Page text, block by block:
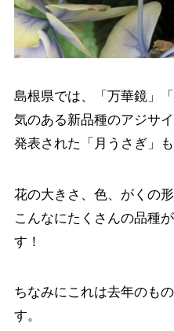
島根県では、「万華鏡」
気のある新品種のアジサ
発表された「月うさぎ」
花の大きさ、色、がくの
こんなにたくさんの品種
す！
ちなみにこれは去年のも
す。